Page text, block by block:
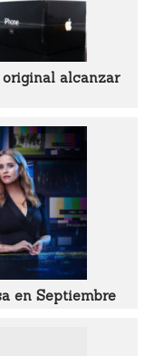
original alcanzar
en Septiembre